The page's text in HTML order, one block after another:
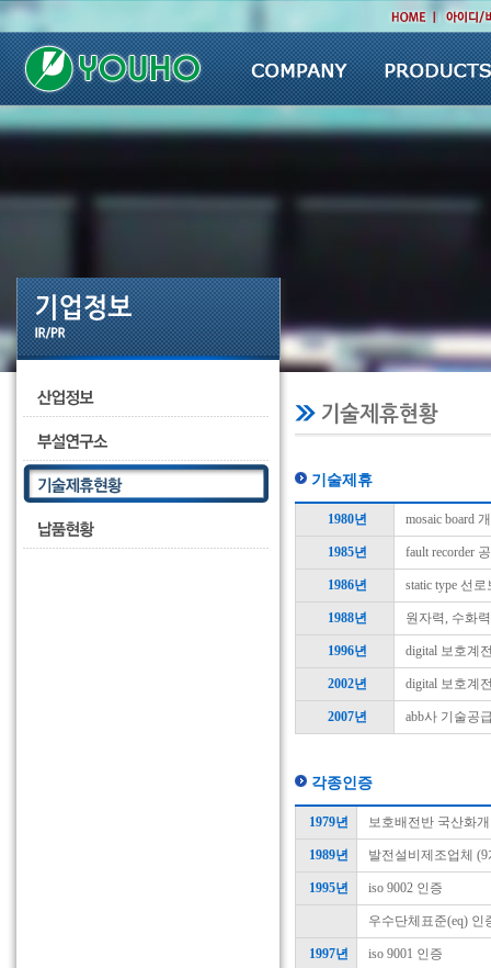
회사소개
회사연혁
CI소개
제품소개
영업문의
기술제휴
1980년 mosaic board
1985년 fault recorder
1986년 static type 선
1988년 원자력, 수화
1996년 digital 보호계
2002년 digital 보호계
2007년 abb사 기술공
각종인증
1979년 보호배전반 국산화
1989년 발전설비제조업체
1995년 iso 9002 인증
우수단체표준(eq) 인
1997년 iso 9001 인증